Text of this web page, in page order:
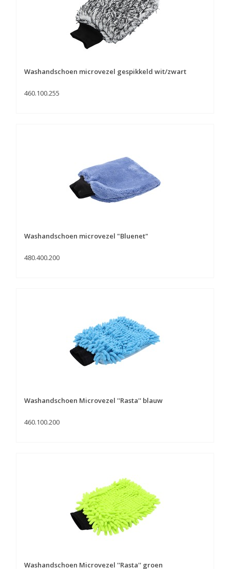
Washandschoen microvezel gespikkeld wit/zwart
460.100.255
Washandschoen microvezel "Bluenet"
480.400.200
Washandschoen Microvezel ''Rasta'' blauw
460.100.200
Washandschoen Microvezel ''Rasta'' groen